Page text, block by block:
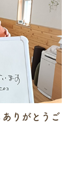
りがとうご